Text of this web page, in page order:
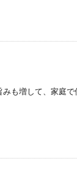
も増して、家庭で